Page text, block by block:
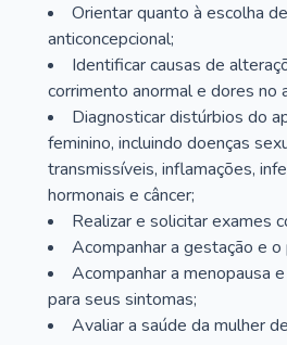
Orientar quanto à escolha
anticoncepcional;
Identificar causas de
corrimento anormal e dores no
Diagnosticar distúrbios do
feminino, incluindo doenças
transmissíveis, inflamações,
hormonais e câncer;
Realizar e solicitar exames
Acompanhar a gestação e o
Acompanhar a menopausa
para seus sintomas;
Avaliar a saúde da mulher